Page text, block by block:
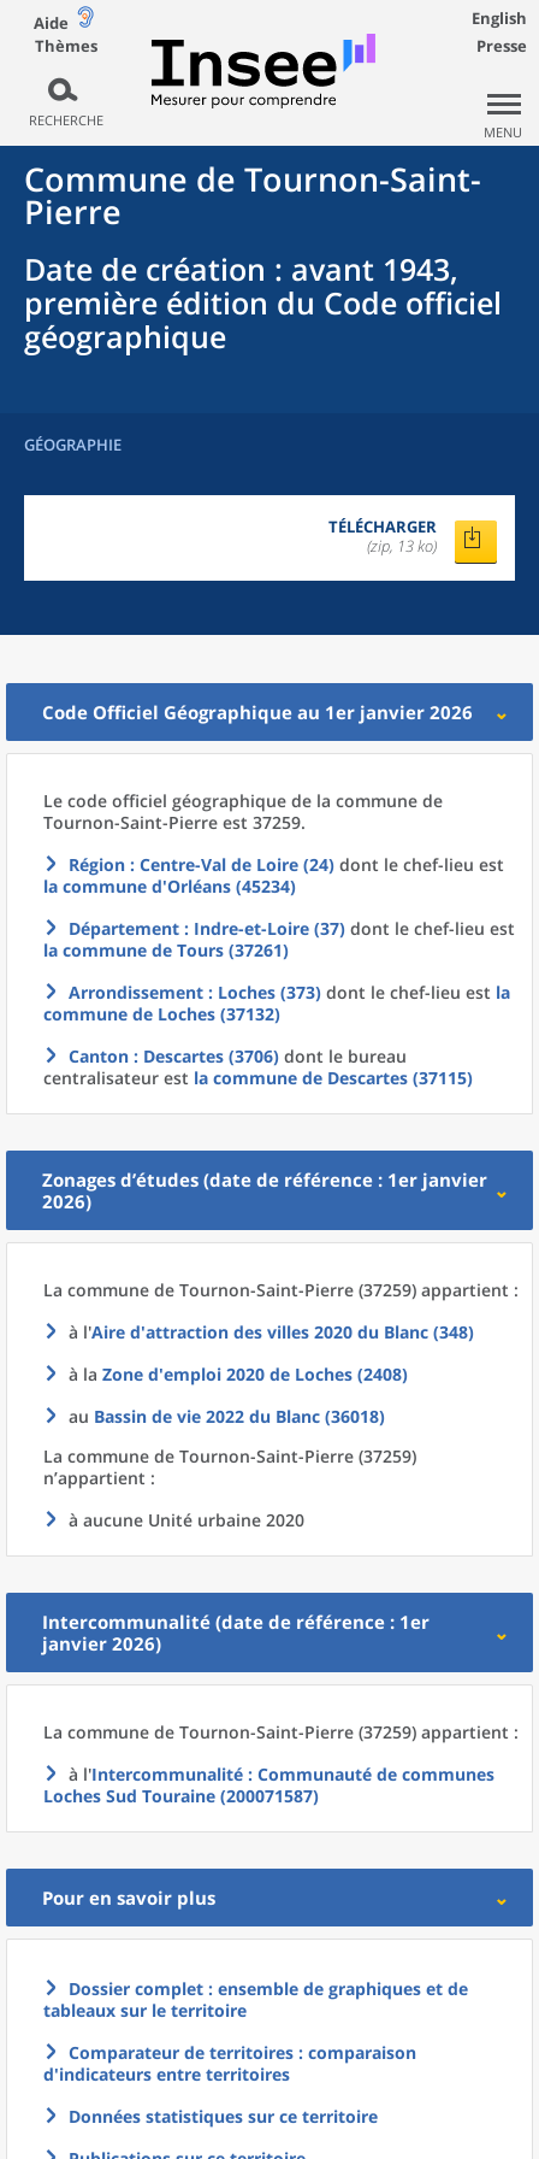
Aide
Thèmes
RECHERCHE
English
Presse
MENU
Commune de Tournon-Saint-
Pierre
Date de création : avant 1943,
première édition du Code officiel
géographique
GÉOGRAPHIE
TÉLÉCHARGER
(zip, 13 ko)
Code Officiel Géographique au 1er janvier 2026
Le code officiel géographique de la commune de
Tournon-Saint-Pierre est 37259.
Région : Centre-Val de Loire (24) dont le chef-lieu est
la commune d'Orléans (45234)
Département : Indre-et-Loire (37) dont le chef-lieu est
la commune de Tours (37261)
Arrondissement : Loches (373) dont le chef-lieu est la
commune de Loches (37132)
Canton : Descartes (3706) dont le bureau
centralisateur est la commune de Descartes (37115)
Zonages d’études (date de référence : 1er janvier
2026)
La commune de Tournon-Saint-Pierre (37259) appartient :
à l'Aire d'attraction des villes 2020 du Blanc (348)
à la Zone d'emploi 2020 de Loches (2408)
au Bassin de vie 2022 du Blanc (36018)
La commune de Tournon-Saint-Pierre (37259)
n’appartient :
à aucune Unité urbaine 2020
Intercommunalité (date de référence : 1er
janvier 2026)
La commune de Tournon-Saint-Pierre (37259) appartient :
à l'Intercommunalité : Communauté de communes
Loches Sud Touraine (200071587)
Pour en savoir plus
Dossier complet : ensemble de graphiques et de
tableaux sur le territoire
Comparateur de territoires : comparaison
d'indicateurs entre territoires
Données statistiques sur ce territoire